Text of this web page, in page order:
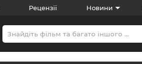
Рецензії Новини